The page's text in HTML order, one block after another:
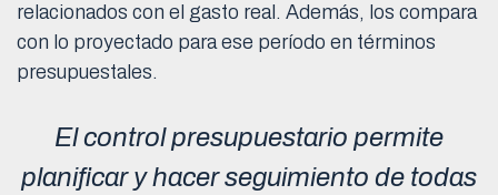
relacionados con el gasto real. Además, los compara
con lo proyectado para ese período en términos
presupuestales.
El control presupuestario permite
planificar y hacer seguimiento de todas